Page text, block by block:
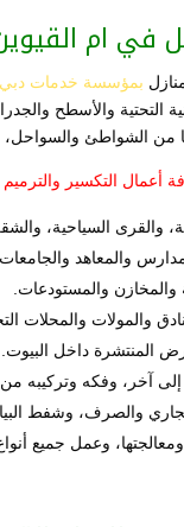
في ام
بمؤسسة خدمات دبي
التحتية والأسطح
من الشواطئ والسواحل،
أعمال التكسير
والقرى السياحية،
والمعاهد
والمستودعات.
والمولات والمحلات
المنتشرة داخل البيوت.
آخر، وفكه وتركيبه من
والصرف، وشفط
وعمل جميع